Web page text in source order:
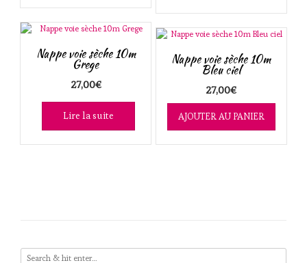
Nappe voie sèche 10m
Grege
27,00€
Lire la suite
Nappe voie sèche 10m
Bleu ciel
27,00€
AJOUTER AU PANIER